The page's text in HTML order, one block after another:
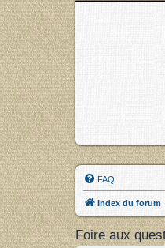
FAQ
Index du forum
Foire aux